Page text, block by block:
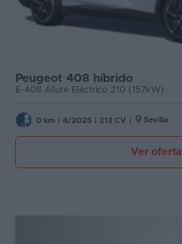
Peugeot 408 híbrido
E-408 Allure Eléctrico 210 (157kW)
0 km 4/2025 213 CV Sevilla
Ver oferta